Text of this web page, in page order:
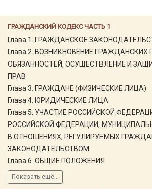
ГРАЖДАНСКИЙ КОДЕКС ЧАСТЬ 1
Глава 1. ГРАЖДАНСКОЕ
Глава 2. ВОЗНИКНОВЕНИЕ ГРАЖДАНСКИХ
ОБЯЗАННОСТЕЙ, ОСУЩЕСТВЛЕНИЕ И
ПРАВ
Глава 3. ГРАЖДАНЕ (ФИЗИЧЕСКИЕ ЛИЦА)
Глава 4. ЮРИДИЧЕСКИЕ ЛИЦА
Глава 5. УЧАСТИЕ РОССИЙСКОЙ
РОССИЙСКОЙ ФЕДЕРАЦИИ,
В ОТНОШЕНИЯХ, РЕГУЛИРУЕМЫХ
ЗАКОНОДАТЕЛЬСТВОМ
Глава 6. ОБЩИЕ ПОЛОЖЕНИЯ
Показать ещё...